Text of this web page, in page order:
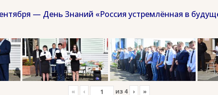
— День Знаний «Россия устремлённая в
« ‹ из 4 › »